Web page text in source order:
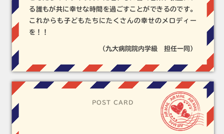
る誰もが共に幸せな時間を過ごすことができるのです。
これからも子どもたちにたくさんの幸せのメロディー
を！！
（九大病院院内学級 担任一同）
POST CARD